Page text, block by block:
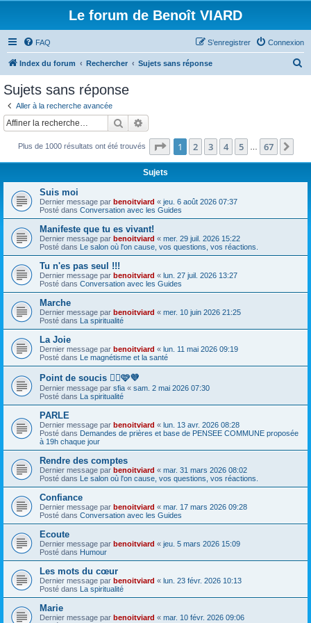
Le forum de Benoît VIARD
FAQ Connexion
S’enregistrer
Index du forum Rechercher Sujets sans réponse
c
Sujets sans réponse
Aller à la recherche avancée
Rechercher
Plus de 1000 résultats ont été trouvés Page 1sur67
1 2 3 4 5 67
Sujets
Suis moi
Dernier message par benoitviard « jeu. 6 août 2026 07:37
Posté dans Conversation avec les Guides
Manifeste que tu es vivant!
Dernier message par benoitviard « mer. 29 juil. 2026 15:22
Posté dans Le salon où l'on cause, vos questions, vos réactions.
Tu n'es pas seul !!!
Dernier message par benoitviard « lun. 27 juil. 2026 13:27
Posté dans Conversation avec les Guides
Marche
Dernier message par benoitviard « mer. 10 juin 2026 21:25
Posté dans La spiritualité
La Joie
Dernier message par benoitviard « lun. 11 mai 2026 09:19
Posté dans Le magnétisme et la santé
Point de soucis 👍🏻🩷💜
Dernier message par sfia « sam. 2 mai 2026 07:30
Posté dans La spiritualité
PARLE
Dernier message par benoitviard « lun. 13 avr. 2026 08:28
Posté dans Demandes de prières et base de PENSEE COMMUNE proposée
à 19h chaque jour
Rendre des comptes
Dernier message par benoitviard « mar. 31 mars 2026 08:02
Posté dans Le salon où l'on cause, vos questions, vos réactions.
Confiance
Dernier message par benoitviard « mar. 17 mars 2026 09:28
Posté dans Conversation avec les Guides
Ecoute
Dernier message par benoitviard « jeu. 5 mars 2026 15:09
Posté dans Humour
Les mots du cœur
Dernier message par benoitviard « lun. 23 févr. 2026 10:13
Posté dans La spiritualité
Marie
Dernier message par benoitviard « mar. 10 févr. 2026 09:06